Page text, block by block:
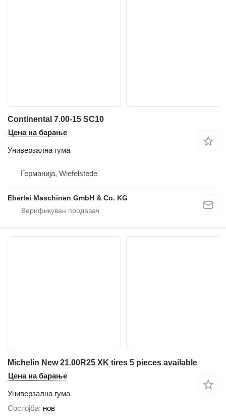
Continental 7.00-15 SC10
Цена на барање
Универзална гума
Германија, Wiefelstede
Eberlei Maschinen GmbH & Co. KG
Michelin New 21.00R25 XK tires 5 pieces available
Цена на барање
Универзална гума
Состојба нов